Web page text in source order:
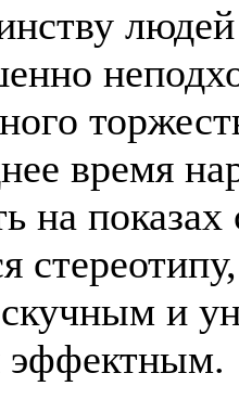
людей
время
на
скучным и